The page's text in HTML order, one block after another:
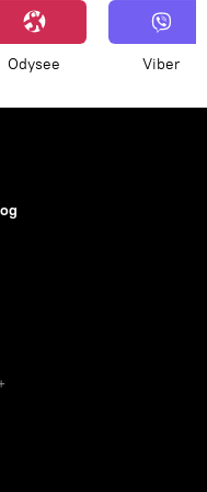
Odysee Viber